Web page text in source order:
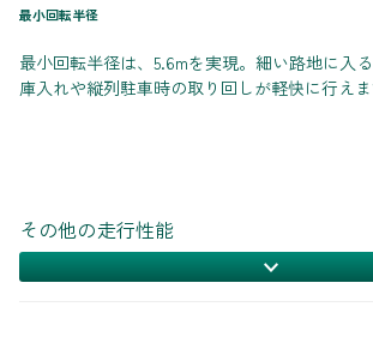
最小回転半径
最小回転半径は、5.6mを実現。細い路地に入
庫入れや縦列駐車時の取り回しが軽快に行えま
その他の走行性能